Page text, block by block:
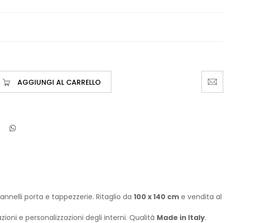
AGGIUNGI AL CARRELLO
porta e tappezzerie. Ritaglio da 100 x 140 cm e vendita al
e personalizzazioni degli interni. Qualità Made in Italy.